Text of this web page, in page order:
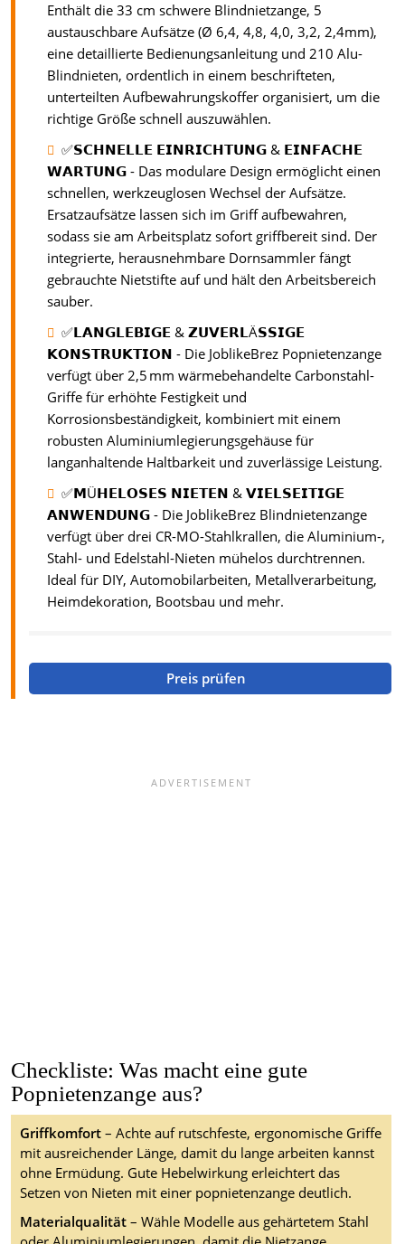
Enthält die 33 cm schwere Blindnietzange, 5
austauschbare Aufsätze (Ø 6,4, 4,8, 4,0, 3,2, 2,4mm),
eine detaillierte Bedienungsanleitung und 210 Alu-
Blindnieten, ordentlich in einem beschrifteten,
unterteilten Aufbewahrungskoffer organisiert, um die
richtige Größe schnell auszuwählen.
✅𝗦𝗖𝗛𝗡𝗘𝗟𝗟𝗘 𝗘𝗜𝗡𝗥𝗜𝗖𝗛𝗧𝗨𝗡𝗚 & 𝗘𝗜𝗡𝗙𝗔𝗖𝗛𝗘
𝗪𝗔𝗥𝗧𝗨𝗡𝗚 - Das modulare Design ermöglicht einen
schnellen, werkzeuglosen Wechsel der Aufsätze.
Ersatzaufsätze lassen sich im Griff aufbewahren,
sodass sie am Arbeitsplatz sofort griffbereit sind. Der
integrierte, herausnehmbare Dornsammler fängt
gebrauchte Nietstifte auf und hält den Arbeitsbereich
sauber.
✅𝗟𝗔𝗡𝗚𝗟𝗘𝗕𝗜𝗚𝗘 & 𝗭𝗨𝗩𝗘𝗥𝗟Ä𝗦𝗦𝗜𝗚𝗘
𝗞𝗢𝗡𝗦𝗧𝗥𝗨𝗞𝗧𝗜𝗢𝗡 - Die JoblikeBrez Popnietenzange
verfügt über 2,5 mm wärmebehandelte Carbonstahl-
Griffe für erhöhte Festigkeit und
Korrosionsbeständigkeit, kombiniert mit einem
robusten Aluminiumlegierungsgehäuse für
langanhaltende Haltbarkeit und zuverlässige Leistung.
✅𝗠Ü𝗛𝗘𝗟𝗢𝗦𝗘𝗦 𝗡𝗜𝗘𝗧𝗘𝗡 & 𝗩𝗜𝗘𝗟𝗦𝗘𝗜𝗧𝗜𝗚𝗘
𝗔𝗡𝗪𝗘𝗡𝗗𝗨𝗡𝗚 - Die JoblikeBrez Blindnietenzange
verfügt über drei CR-MO-Stahlkrallen, die Aluminium-,
Stahl- und Edelstahl-Nieten mühelos durchtrennen.
Ideal für DIY, Automobilarbeiten, Metallverarbeitung,
Heimdekoration, Bootsbau und mehr.
Preis prüfen
Checkliste: Was macht eine gute
Popnietenzange aus?
Griffkomfort– Achte auf rutschfeste, ergonomische Griffe
mit ausreichender Länge, damit du lange arbeiten kannst
ohne Ermüdung. Gute Hebelwirkung erleichtert das
Setzen von Nieten mit einer popnietenzange deutlich.
Materialqualität– Wähle Modelle aus gehärtetem Stahl